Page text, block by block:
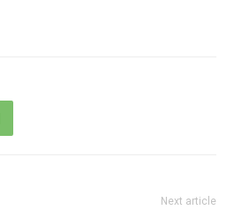
Next article